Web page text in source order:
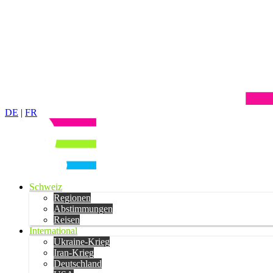
DE | FR
Schweiz
Regionen
Abstimmungen
Reisen
International
Ukraine-Krieg
Iran-Krieg
Deutschland